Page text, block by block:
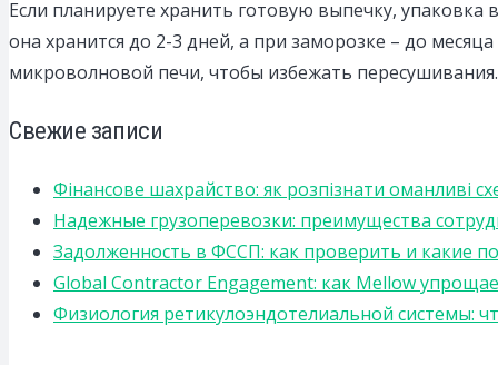
Если планируете хранить готовую выпечку,
она хранится до 2-3 дней, а при заморозке – до
микроволновой печи, чтобы избежать пересушивания.
Свежие записи
Фінансове шахрайство: як розпізнати оманливі
Надежные грузоперевозки: преимущества
Задолженность в ФССП: как проверить и какие
Global Contractor Engagement: как Mellow
Физиология ретикулоэндотелиальной системы: